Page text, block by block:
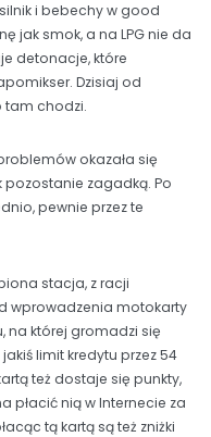
i bebechy w good
jak smok, a na LPG nie da
detonacje, które
Dzisiaj od
tam chodzi.
okazała się
pozostanie zagadką. Po
pewnie przez te
stacja, z racji
wprowadzenia motokarty
na której gromadzi się
limit kredytu przez 54
też dostaje się punkty,
płacić nią w Internecie za
tą kartą są też zniżki